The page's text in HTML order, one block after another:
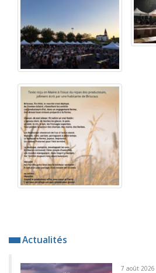
Actualités
7 août 2026